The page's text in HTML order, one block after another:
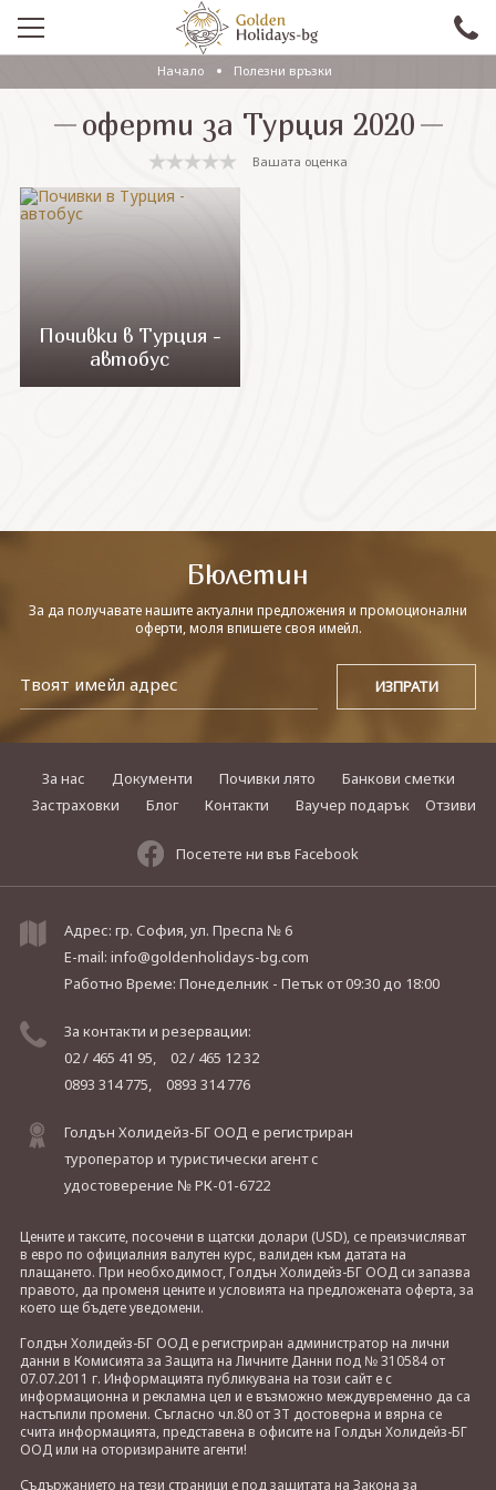
ПРОМО
EКСКУРЗИИ СЪС САМОЛЕТ
САМОЛЕТНИ ПОЧИВКИ
ЕКЗОТИКА
Начало Полезни връзки
оферти за Турция 2020
Вашата оценка
Почивки в Турция -
автобус
Бюлетин
За да получавате нашите актуални предложения и промоционални
оферти, моля впишете своя имейл.
За нас Документи Почивки лято
Банкови сметки
Застраховки
Блог Контакти Ваучер подарък Отзиви
Посетете ни във Facebook
Адрес: гр. София, ул. Преспа № 6
E-mail: info@goldenholidays-bg.com
Работно Време: Понеделник - Петъкот 09:30 до 18:00
За контакти и резервации:
02 / 465 41 95,
02 / 465 12 32
0893 314 775,
0893 314 776
Голдън Холидейз-БГ ООД е регистриран
туроператор и туристически агент с
удостоверение № РК-01-6722
Цените и таксите, посочени в щатски долари (USD), се преизчисляват
в евро по официалния валутен курс, валиден към датата на
плащането. При необходимост, Голдън Холидейз-БГ ООД си запазва
правото, да променя цените и условията на предложената оферта, за
което ще бъдете уведомени.
Голдън Холидейз-БГ ООД е регистриран администратор на лични
данни в Комисията за Защита на Личните Данни под № 310584 от
07.07.2011 г. Информацията публикувана на този сайт е с
информационна и рекламна цел и е възможно междувременно да са
настъпили промени. Съгласно чл.80 от ЗТ достоверна и вярна се
счита информацията, представена в офисите на Голдън Холидейз-БГ
ООД или на оторизираните агенти!
Съдържанието на тези страници е под защитата на Закона за